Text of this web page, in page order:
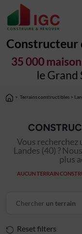
Constructeur
35 000
le Grand
> Terrains constructibles >
Vous
Landes (40) ?
plus
AUCUN TERRAIN
Chercher un terrain
Reset filters